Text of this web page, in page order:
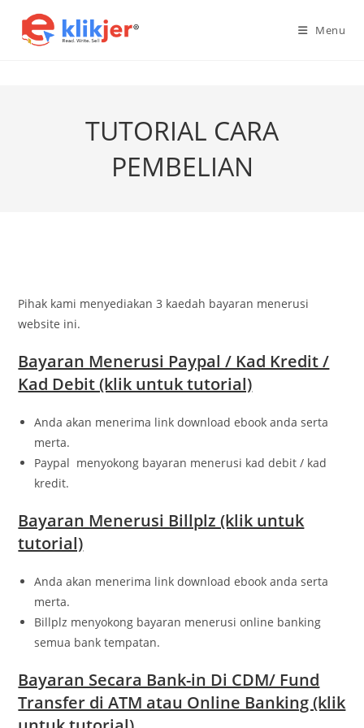
content
Menu
TUTORIAL CARA
PEMBELIAN
Pihak kami menyediakan 3 kaedah bayaran menerusi
website ini.
Bayaran Menerusi Paypal / Kad Kredit /
Kad Debit (klik untuk tutorial)
Anda akan menerima link download ebook anda serta
merta.
Paypal menyokong bayaran menerusi kad debit / kad
kredit.
Bayaran Menerusi Billplz (klik untuk
tutorial)
Anda akan menerima link download ebook anda serta
merta.
Billplz menyokong bayaran menerusi online banking
semua bank tempatan.
Bayaran Secara Bank-in Di CDM/ Fund
Transfer di ATM atau Online Banking (klik